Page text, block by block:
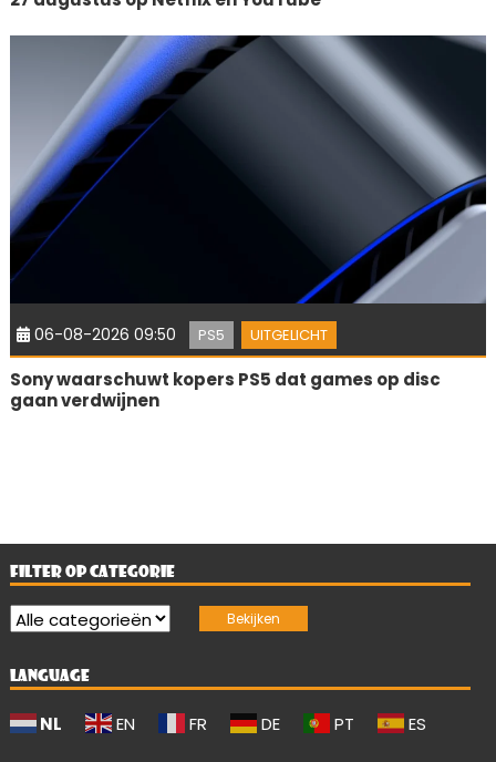
06-08-2026 09:50 PS5 UITGELICHT
Sony waarschuwt kopers PS5 dat games op disc
gaan verdwijnen
FILTER OP CATEGORIE
LANGUAGE
NL EN FR DE PT ES